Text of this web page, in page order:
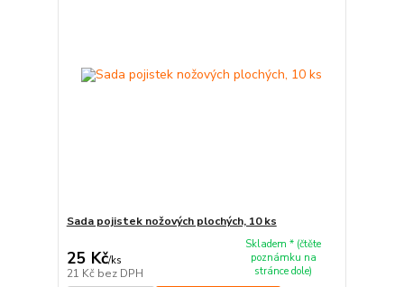
Sada pojistek nožových plochých, 10 ks
25 Kč/ks
21 Kč bez DPH
Skladem * (čtěte
poznámku na
stránce dole)